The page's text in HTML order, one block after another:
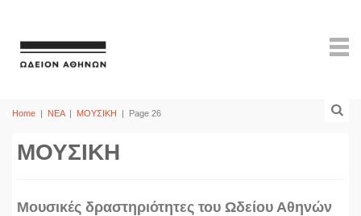
Home | ΝΕΑ | ΜΟΥΣΙΚΗ | Page 26
ΜΟΥΣΙΚΗ
Mουσικές δραστηριότητες του Ωδείου Αθηνών